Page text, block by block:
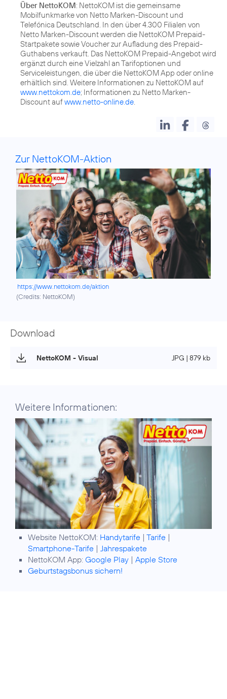
Über NettoKOM: NettoKOM ist die gemeinsame
Mobilfunkmarke von Netto Marken-Discount und
Telefónica Deutschland. In den über 4.300 Filialen von
Netto Marken-Discount werden die NettoKOM Prepaid-
Startpakete sowie Voucher zur Aufladung des Prepaid-
Guthabens verkauft. Das NettoKOM Prepaid-Angebot wird
ergänzt durch eine Vielzahl an Tarifoptionen und
Serviceleistungen, die über die NettoKOM App oder online
erhältlich sind. Weitere Informationen zu NettoKOM auf
www.nettokom.de; Informationen zu Netto Marken-
Discount aufwww.netto-online.de
Zur NettoKOM-Aktion
https://www.nettokom.de/aktion
(Credits: NettoKOM)
Download
NettoKOM - Visual JPG | 879 kb
Weitere Informationen:
Website NettoKOM: Handytarife | Tarife |
Smartphone-Tarife | Jahrespakete
NettoKOM App: Google Play | Apple Store
Geburtstagsbonus sichern!